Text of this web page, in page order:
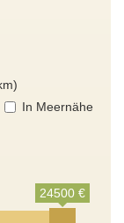
In Meernähe
24500 €